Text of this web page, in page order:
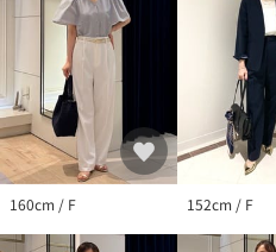
気になる商品は、お気に入り登録
クーポン情報、入荷情報が、通
※店頭及び屋外での撮影画像は、
見える場合があります。
商品の色味は、スタジオ撮影の画
※商品画像に関しては出来る限り
りますが、
お客様がご利用のモニターの設定
比較し色味に若干の誤差が生じる
160cm / F 152cm / F